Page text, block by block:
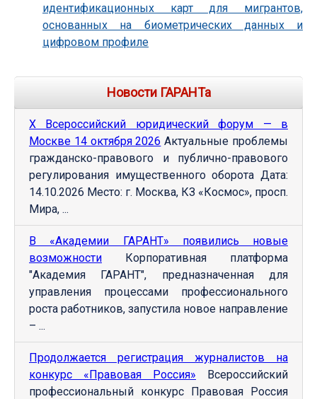
идентификационных карт для мигрантов,
основанных на биометрических данных и
цифровом профиле
Новости ГАРАНТа
Х Всероссийский юридический форум — в
Москве 14 октября 2026 Актуальные проблемы
гражданско-правового и публично-правового
регулирования имущественного оборота Дата:
14.10.2026 Место: г. Москва, КЗ «Космос», просп.
Мира, ...
В «Академии ГАРАНТ» появились новые
возможности Корпоративная платформа
"Академия ГАРАНТ", предназначенная для
управления процессами профессионального
роста работников, запустила новое направление
– ...
Продолжается регистрация журналистов на
конкурс «Правовая Россия» Всероссийский
профессиональный конкурс Правовая Россия